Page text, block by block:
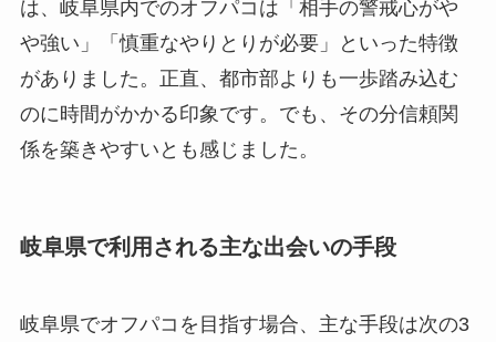
は、岐阜県内でのオフパコは「相手の警戒心がや
や強い」「慎重なやりとりが必要」といった特徴
がありました。正直、都市部よりも一歩踏み込む
のに時間がかかる印象です。でも、その分信頼関
係を築きやすいとも感じました。
岐阜県で利用される主な出会いの手段
岐阜県でオフパコを目指す場合、主な手段は次の3